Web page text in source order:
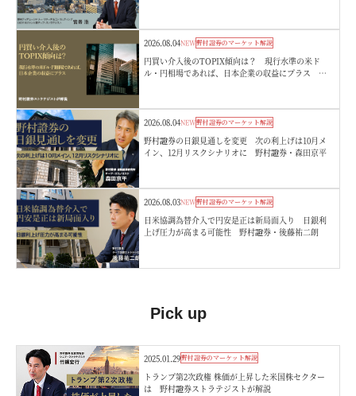
2026.08.04NEW野村證券のマーケット解説
円買い介入後のTOPIX傾向は？ 現行水準の米ド
ル・円相場であれば、日本企業の収益にプラス 野
2026.08.04NEW野村證券のマーケット解説
野村證券の日銀見通しを変更 次の利上げは10月メ
イン、12月リスクシナリオに 野村證券・森田京平
2026.08.03NEW野村證券のマーケット解説
日米協調為替介入で円安是正は新局面入り 日銀利
上げ圧力が高まる可能性 野村證券・後藤祐二朗
Pick up
2025.01.29野村證券のマーケット解説
トランプ第2次政権 株価が上昇した米国株セクター
は 野村證券ストラテジストが解説